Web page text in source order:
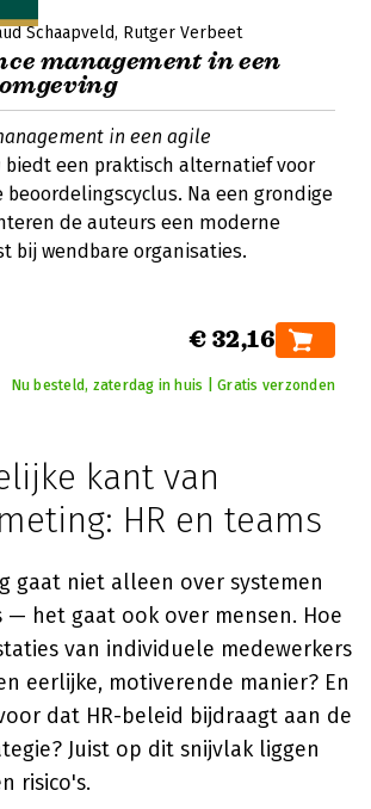
Schaapveld Rutger Verbeet
management in een
in een agile
biedt een praktisch alternatief voor
Na een grondige
de auteurs een moderne
bij wendbare organisaties.
€ 32,16
Nu besteld, zaterdag in huis | Gratis verzonden
kant van
HR en teams
gaat niet alleen over systemen
— het gaat ook over mensen. Hoe
van individuele medewerkers
eerlijke, motiverende manier? En
dat HR-beleid bijdraagt aan de
Juist op dit snijvlak liggen
risico's.